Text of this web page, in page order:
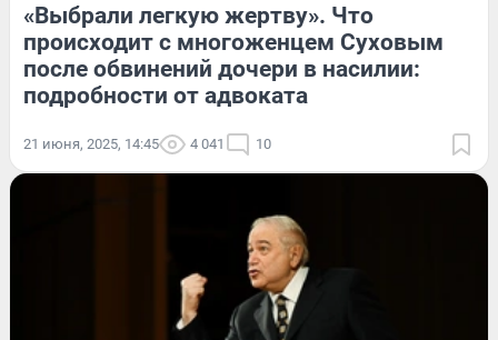
«Выбрали легкую жертву». Что
происходит с многоженцем Суховым
после обвинений дочери в насилии:
подробности от адвоката
21 июня, 2025, 14:45 4 041 10